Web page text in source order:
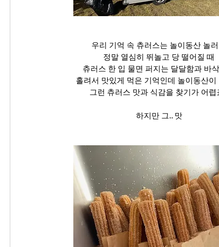
우리 기억 속 츄러스는 놀이동산 놀
정말 열심히 뛰놀고 당 떨어질 때
츄러스 한 입 물면 퍼지는 달달함과 바
홀려서 맛있게 먹은 기억인데 놀이동산이
그런 츄러스 맛과 식감을 찾기가 어렵
하지만 그.. 맛